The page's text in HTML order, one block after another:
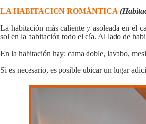
LA HABITACION ROMÁNTICA
La habitación más caliente y asoleada en el
sol en la habitación todo el día. Al lado de
En la habitación hay: cama doble, lavabo,
Si es necesario, es posible ubicar un lugar